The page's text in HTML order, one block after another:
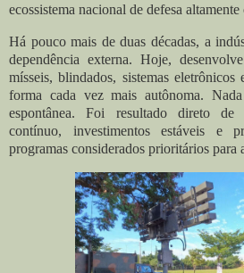
ecossistema nacional de defesa
Há pouco mais de duas décadas, a
dependência externa. Hoje,
mísseis, blindados, sistemas eletrônicos
forma cada vez mais autônoma.
espontânea. Foi resultado direto de
contínuo, investimentos estáveis e
programas considerados prioritários para